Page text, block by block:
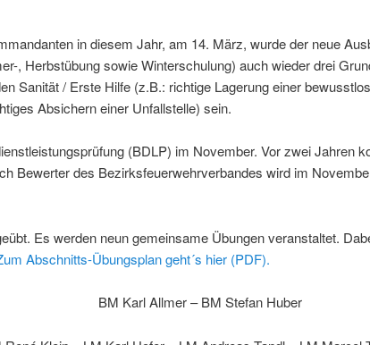
in diesem Jahr, am 14. März, wurde der neue
, Herbstübung sowie Winterschulung) auch wieder drei
Sanität / Erste Hilfe (z.B.: richtige Lagerung einer
Absichern einer Unfallstelle) sein.
(BDLP) im November. Vor zwei Jahren
Bewerter des Bezirksfeuerwehrverbandes wird im
Es werden neun gemeinsame Übungen veranstaltet.
Abschnitts-Übungsplan geht´s hier (PDF).
BM Karl Allmer – BM Stefan Huber